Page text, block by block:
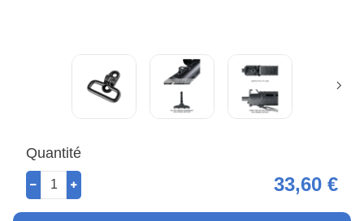
Quantité
33,60 €